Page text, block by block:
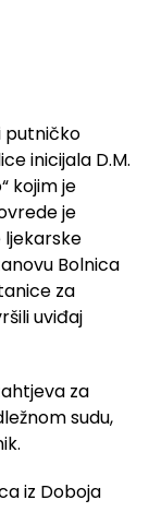
putničko
inicijala D.M.
kojim je
je
ljekarske
Bolnica
za
uviđaj
za
sudu,
iz Doboja